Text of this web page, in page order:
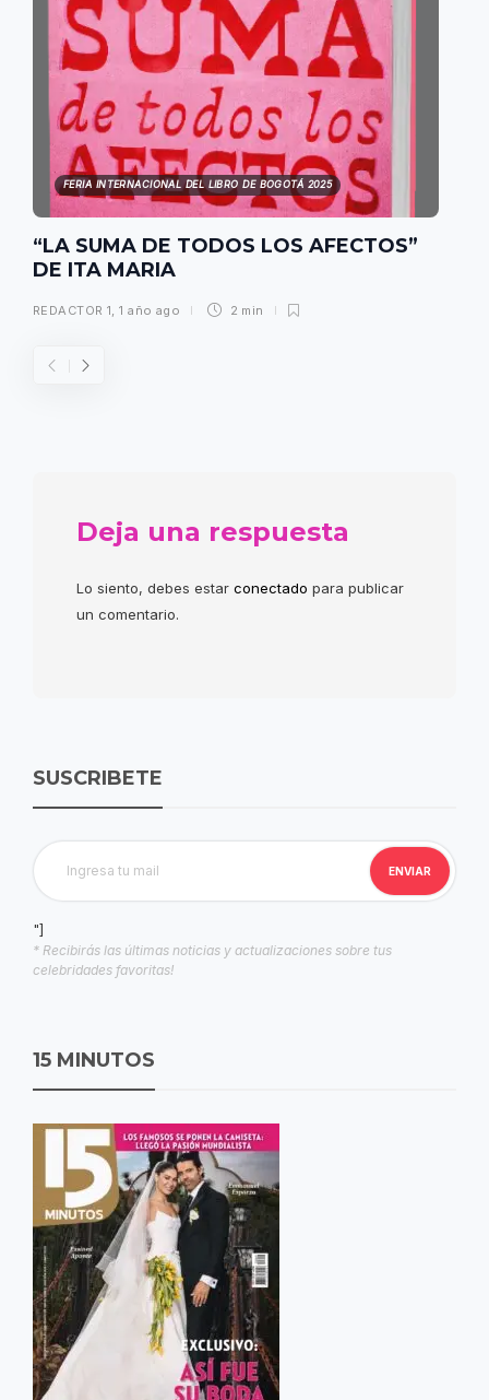
FERIA INTERNACIONAL DEL LIBRO DE BOGOTÁ 2025
“LA SUMA DE TODOS LOS AFECTOS”
DE ITA MARIA
REDACTOR 1 ,1 año ago 2 min
Deja una respuesta
Lo siento, debes estar conectado para publicar
un comentario.
SUSCRIBETE
"]
* Recibirás las últimas noticias y actualizaciones sobre tus
celebridades favoritas!
15 MINUTOS